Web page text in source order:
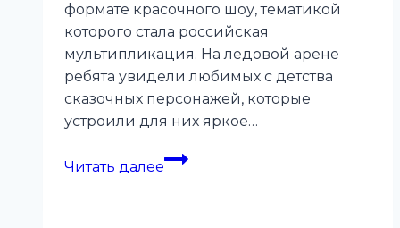
формате красочного шоу, тематикой
которого стала российская
мультипликация. На ледовой арене
ребята увидели любимых с детства
сказочных персонажей, которые
устроили для них яркое…
Читать далее
Открытие
V